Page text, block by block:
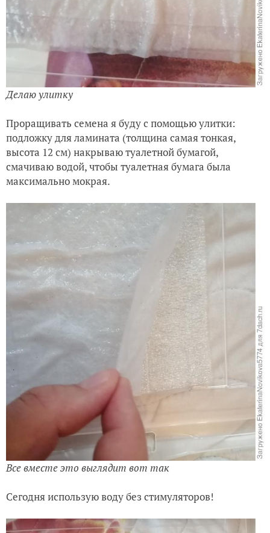
Делаю улитку
Проращивать семена я буду с помощью улитки:
подложку для ламината (толщина самая тонкая,
высота 12 см) накрываю туалетной бумагой,
смачиваю водой, чтобы туалетная бумага была
максимально мокрая.
Все вместе это выглядит вот так
Сегодня использую воду без стимуляторов!